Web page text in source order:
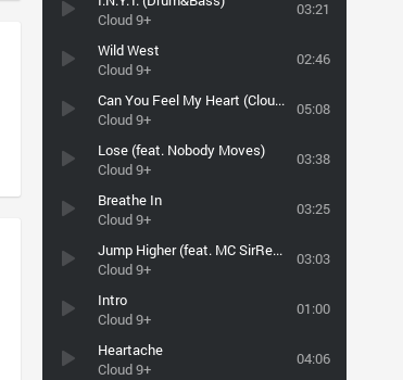
Cloud 9+
03:21
Wild West
Cloud 9+
02:46
Can You Feel My Heart (Cloud 9+ cover)
Cloud 9+
05:08
Lose (feat. Nobody Moves)
Cloud 9+
03:38
Breathe In
Cloud 9+
03:25
Jump Higher (feat. MC SirReal)
Cloud 9+
03:03
Intro
Cloud 9+
01:00
Heartache
Cloud 9+
04:06